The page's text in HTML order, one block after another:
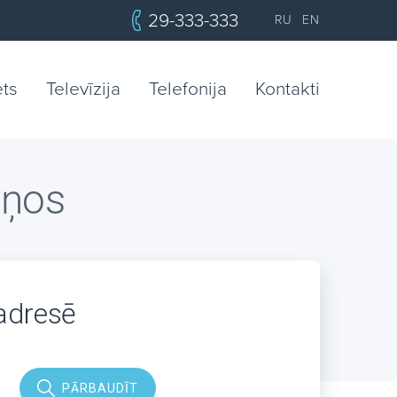
29-333-333 RU EN
Televīzija Telefonija Kontakti
PĀRBAUDĪT